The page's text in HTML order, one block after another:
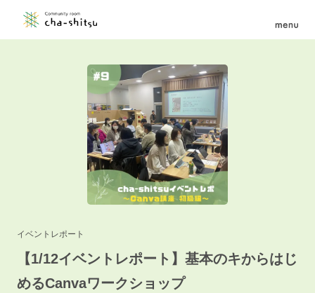
イベントレポート
【1/12イベントレポート】基本のキからはじ
めるCanvaワークショップ